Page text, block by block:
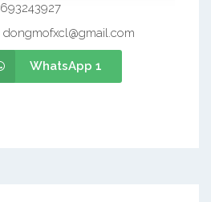
693243927
dongmofxcl@gmail.com
WhatsApp 1